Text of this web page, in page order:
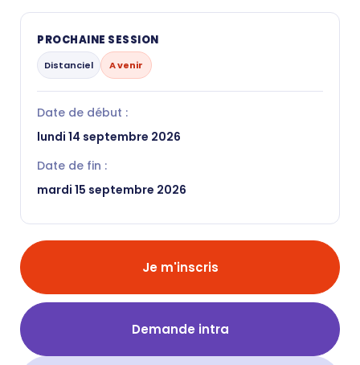
PROCHAINE SESSION
Distanciel A venir
Date de début :
lundi 14 septembre 2026
Date de fin :
mardi 15 septembre 2026
Je m'inscris
Demande intra